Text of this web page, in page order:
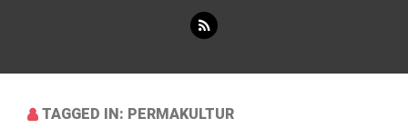
TAGGED IN: PERMAKULTUR